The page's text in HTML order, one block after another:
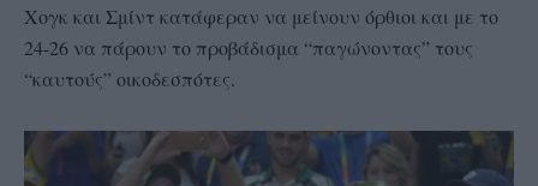
Χογκ και Σμίντ κατάφεραν να μείνουν όρθιοι και με το
24-26 να πάρουν το προβάδισμα “παγώνοντας” τους
“καυτούς” οικοδεσπότες.